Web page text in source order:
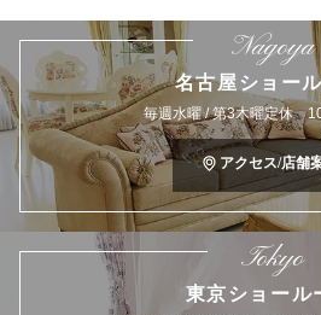
Nagoya
名古屋ショー
毎週水曜 / 第3木曜定休
アクセス/店舗
Tokyo
東京ショール